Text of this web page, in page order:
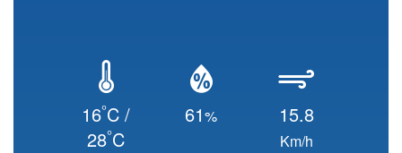
16°C /
28°C
61% 15.8
Km/h